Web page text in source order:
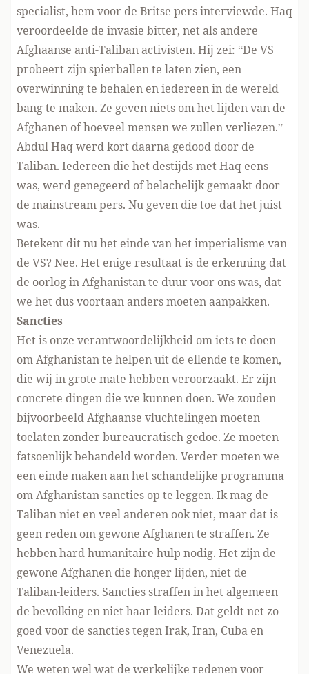
specialist, hem voor de Britse pers interviewde. Haq
veroordeelde de invasie bitter, net als andere
Afghaanse anti-Taliban activisten. Hij zei: “De VS
probeert zijn spierballen te laten zien, een
overwinning te behalen en iedereen in de wereld
bang te maken. Ze geven niets om het lijden van de
Afghanen of hoeveel mensen we zullen verliezen.”
Abdul Haq werd kort daarna gedood door de
Taliban. Iedereen die het destijds met Haq eens
was, werd genegeerd of belachelijk gemaakt door
de mainstream pers. Nu geven die toe dat het juist
was.
Betekent dit nu het einde van het imperialisme van
de VS? Nee. Het enige resultaat is de erkenning dat
de oorlog in Afghanistan te duur voor ons was, dat
we het dus voortaan anders moeten aanpakken.
Sancties
Het is onze verantwoordelijkheid om iets te doen
om Afghanistan te helpen uit de ellende te komen,
die wij in grote mate hebben veroorzaakt. Er zijn
concrete dingen die we kunnen doen. We zouden
bijvoorbeeld Afghaanse vluchtelingen moeten
toelaten zonder bureaucratisch gedoe. Ze moeten
fatsoenlijk behandeld worden. Verder moeten we
een einde maken aan het schandelijke programma
om Afghanistan sancties op te leggen. Ik mag de
Taliban niet en veel anderen ook niet, maar dat is
geen reden om gewone Afghanen te straffen. Ze
hebben hard humanitaire hulp nodig. Het zijn de
gewone Afghanen die honger lijden, niet de
Taliban-leiders. Sancties straffen in het algemeen
de bevolking en niet haar leiders. Dat geldt net zo
goed voor de sancties tegen Irak, Iran, Cuba en
Venezuela.
We weten wel wat de werkelijke redenen voor